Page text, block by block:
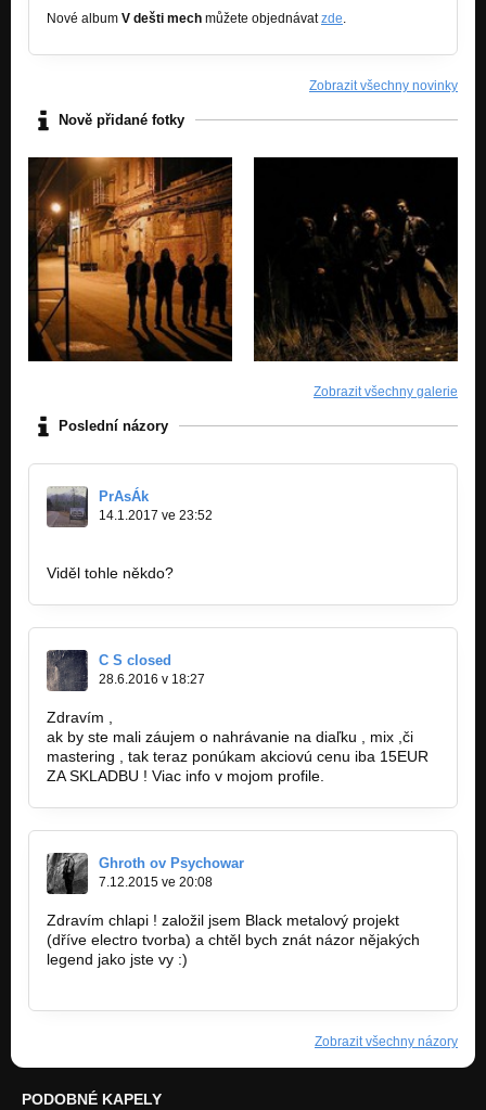
Zdroj všeho šedého (Hymny šedé síly, 2002)
Průmyslové velkorypadlo (Hymny šedé síly, 2002)
Nezařazeno
Umbrtkovo dětství (Kladivo pracuje na 110%, 2001)
Nezařazeno
Trakce a vozba do boha (Dělnický a bezdomovecký, 2001)
Nezařazeno
Hrobka v hoře (The Hand Of Nothingness, 1999/2003)
Nezařazeno
Nové album V dešti mech můžete objednávatzde.
Zobrazit všechny novinky
Nově přidané fotky
Zobrazit všechny galerie
Poslední názory
PrAsÁk
14.1.2017 ve 23:52
Viděl tohle někdo?
C S closed
28.6.2016 v 18:27
Zdravím ,
ak by ste mali záujem o nahrávanie na diaľku , mix ,či
mastering , tak teraz ponúkam akciovú cenu iba 15EUR
ZA SKLADBU ! Viac info v mojom profile.
Ghroth ov Psychowar
7.12.2015 ve 20:08
Zdravím chlapi ! založil jsem Black metalový projekt
(dříve electro tvorba) a chtěl bych znát názor nějakých
legend jako jste vy :)
Zobrazit všechny názory
PODOBNÉ KAPELY